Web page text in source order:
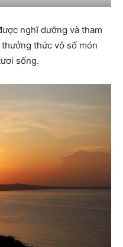
nghĩ dưỡng và tham
thức vô số món
sống.